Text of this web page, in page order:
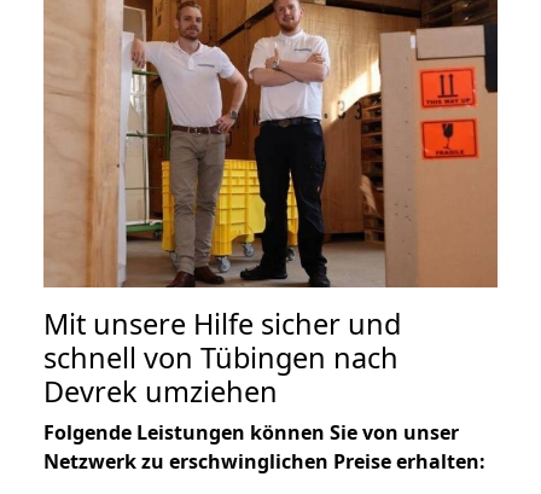
Mit unsere Hilfe sicher und
schnell von Tübingen nach
Devrek umziehen
Folgende Leistungen können Sie von unser
Netzwerk zu erschwinglichen Preise erhalten: